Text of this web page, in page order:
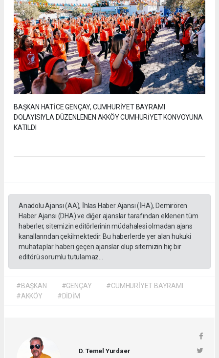
BAŞKAN HATİCE GENÇAY, CUMHURİYET BAYRAMI
DOLAYISIYLA DÜZENLENEN AKKÖY CUMHURİYET KONVOYUNA
KATILDI
Anadolu Ajansı (AA), İhlas Haber Ajansı (İHA), Demirören
Haber Ajansı (DHA) ve diğer ajanslar tarafından eklenen tüm
haberler, sitemizin editörlerinin müdahalesi olmadan ajans
kanallarından çekilmektedir. Bu haberlerde yer alan hukuki
muhataplar haberi geçen ajanslar olup sitemizin hiç bir
editörü sorumlu tutulamaz...
#BAŞKAN #GENÇAY
#CUMHURİYET BAYRAMI
#AKKÖY
#DİDİM
D. Temel Yurdaer